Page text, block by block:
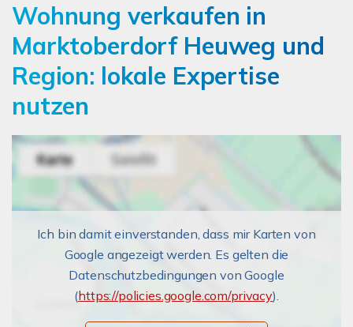
Wohnung verkaufen in
Marktoberdorf Heuweg und
Region: lokale Expertise
nutzen
Ich bin damit einverstanden, dass mir Karten von
Google angezeigt werden. Es gelten die
Datenschutzbedingungen von Google
(https://policies.google.com/privacy).